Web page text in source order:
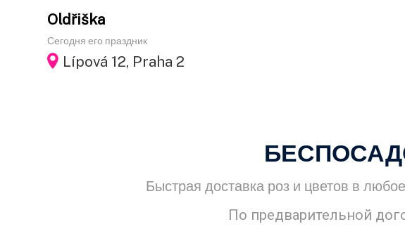
Oldřiška
Сегодня его праздник
Lípová 12, Praha 2
Быстрая доставка роз и цветов в
По предварительной